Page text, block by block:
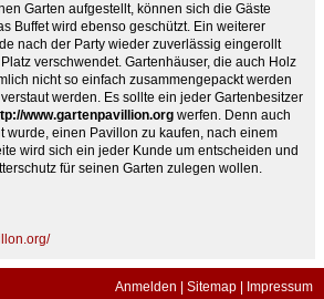
Garten aufgestellt, können sich die Gäste
Buffet wird ebenso geschützt. Ein weiterer
nach der Party wieder zuverlässig eingerollt
verschwendet. Gartenhäuser, die auch Holz
nicht so einfach zusammengepackt werden
werden. Es sollte ein jeder Gartenbesitzer
www.gartenpavillion.org werfen. Denn auch
wurde, einen Pavillon zu kaufen, nach einem
wird sich ein jeder Kunde um entscheiden und
für seinen Garten zulegen wollen.
Anmelden Sitemap Impressum